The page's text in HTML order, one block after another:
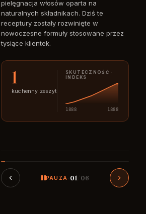
pielęgnacja włosów oparta na
naturalnych składnikach. Dziś te
receptury zostały rozwinięte w
nowoczesne formuły stosowane przez
tysiące klientek.
1
kuchenny zeszyt
SKUTECZNOŚĆ ·
INDEKS
1888 1888
PAUZA · 01 / 06